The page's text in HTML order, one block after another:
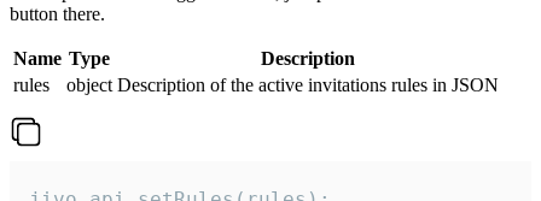
button there.
Name Type
Description
rules
object Description of the active invitations rules in JSON